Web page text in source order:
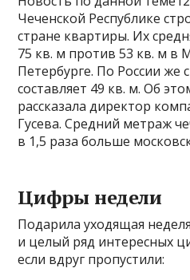
Чеченской Республике
стране квартиры. Их
75 кв. м против 53 кв. м в
Петербурге. По России же
составляет 49 кв. м. Об
рассказала директор
Гусева. Средний метраж
в 1,5 раза больше
Цифры недели
Подарила уходящая
и целый ряд интересных
если вдруг пропустили: